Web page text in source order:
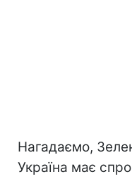
Нагадаємо,
Україна має